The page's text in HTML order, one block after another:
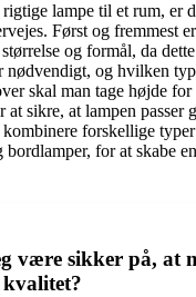
lampe til et rum, er
Først og fremmest
og formål, da
nødvendigt, og hvilken
skal man tage højde
at sikre, at lampen passer
forskellige
bordlamper, for at skabe
være sikker på, at